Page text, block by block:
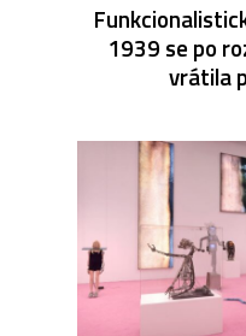
1939 se po
vrátila